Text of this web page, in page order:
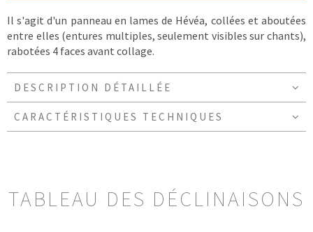
Il s'agit d'un panneau en lames de Hévéa, collées et aboutées
entre elles (entures multiples, seulement visibles sur chants),
rabotées 4 faces avant collage.
DESCRIPTION DÉTAILLÉE
CARACTÉRISTIQUES TECHNIQUES
TABLEAU DES DÉCLINAISONS